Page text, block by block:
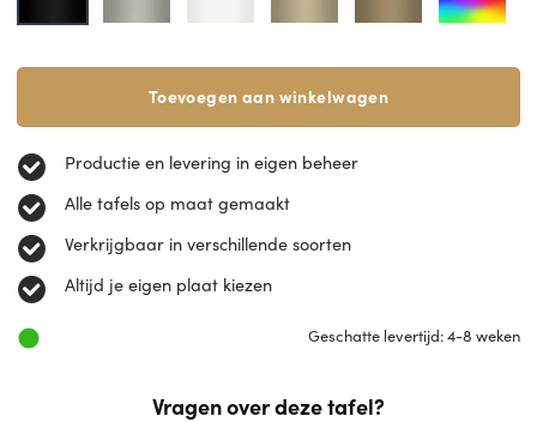
Toevoegen aan winkelwagen
Productie en levering in eigen beheer
Alle tafels op maat gemaakt
Verkrijgbaar in verschillende soorten
Altijd je eigen plaat kiezen
Geschatte levertijd: 4-8 weken
Vragen over deze tafel?